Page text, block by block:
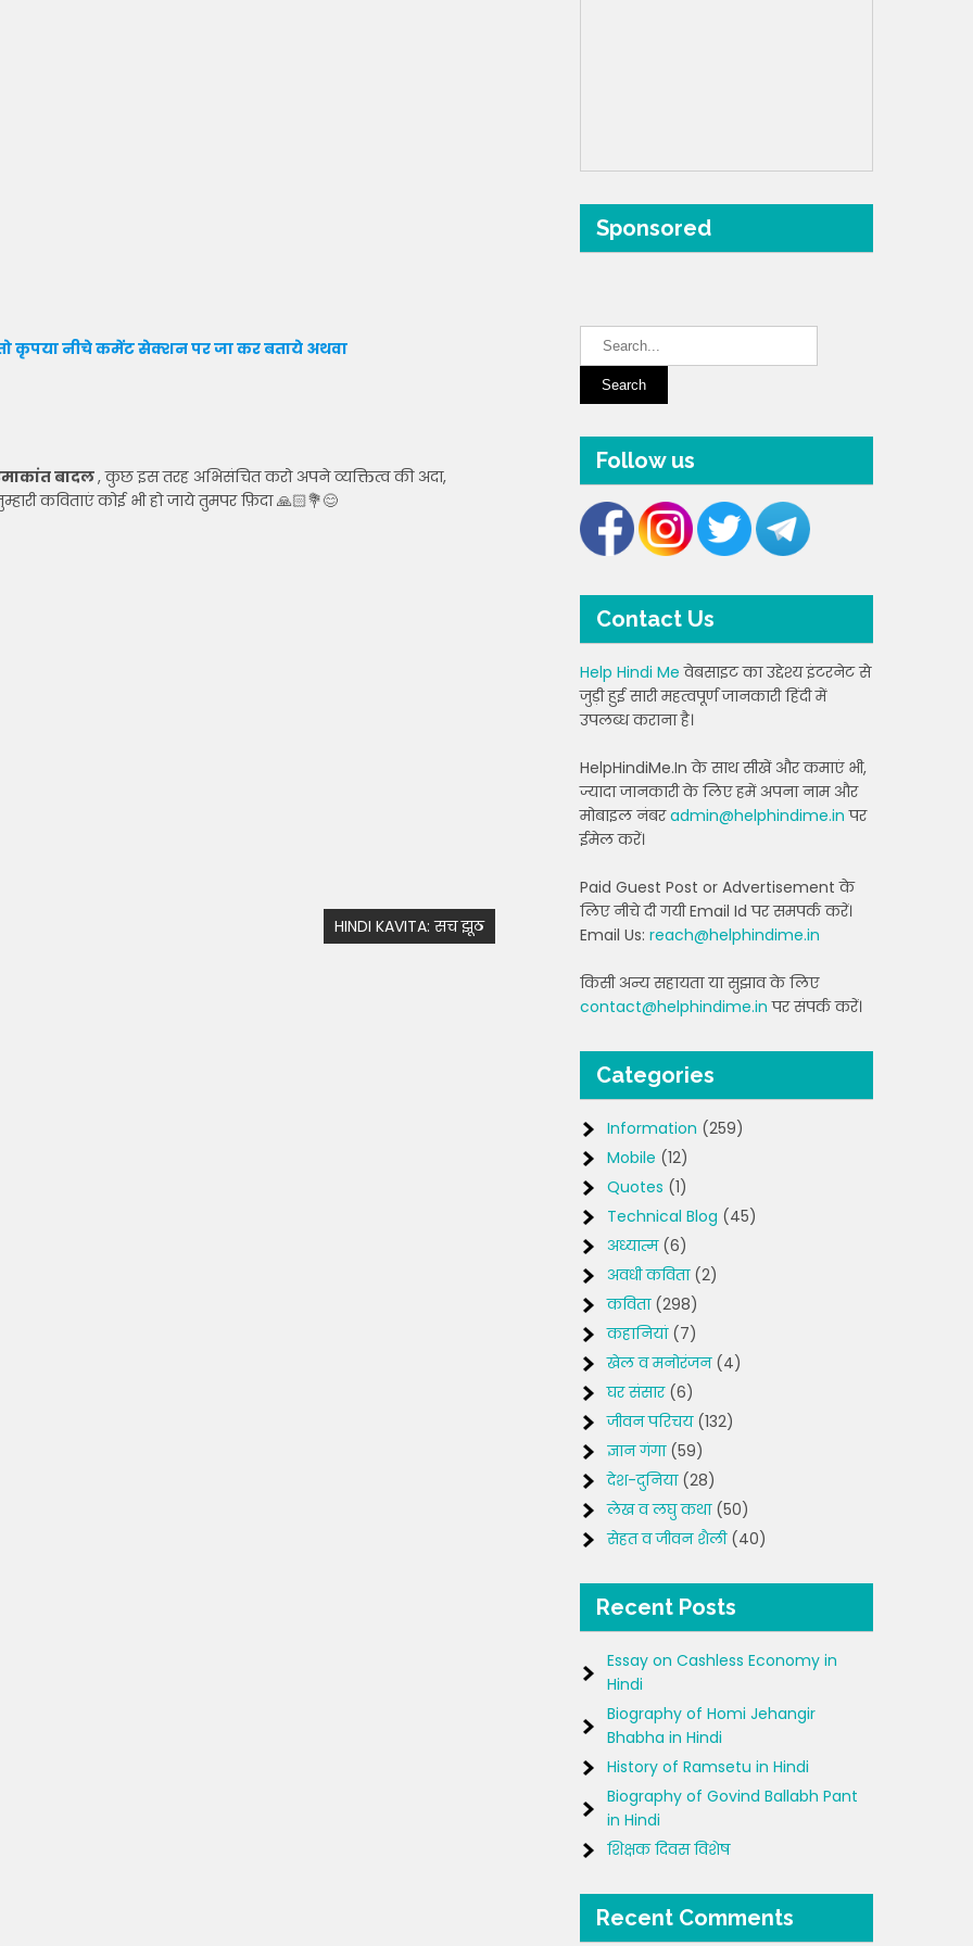
कृपया नीचे कमेंट सेक्शन पर जा कर बताये अथवा
बादल, कुछ इस तरह अभिसंचित करो अपने व्यक्तित्व की अदा,
कविताएं कोई भी हो जाये तुमपर फ़िदा 🙏🏻💐😊
HINDI KAVITA: सच झूठ
Sponsored
Follow us
Contact Us
Help Hindi Me वेबसाइट का उद्देश्य इंटरनेट से
जुड़ी हुई सारी महत्वपूर्ण जानकारी हिंदी में
उपलब्ध कराना है।
HelpHindiMe.In के साथ सीखें और कमाएं भी,
ज्यादा जानकारी के लिए हमें अपना नाम और
मोबाइल नंबरadmin@helphindime.in पर
ईमेल करें।
Paid Guest Post or Advertisement के
लिए नीचे दी गयी Email Id पर समपर्क करें।
Email Us: reach@helphindime.in
किसी अन्य सहायता या सुझाव के लिए
contact@helphindime.in पर संपर्क करें।
Categories
Information (259)
Mobile (12)
Quotes (1)
Technical Blog (45)
अध्यात्म(6)
अवधी कविता(2)
कविता(298)
कहानियां(7)
खेल व मनोरंजन(4)
घर संसार(6)
जीवन परिचय(132)
ज्ञान गंगा(59)
देश-दुनिया(28)
लेख व लघु कथा(50)
सेहत व जीवन शैली(40)
Recent Posts
Essay on Cashless Economy in
Hindi
Biography of Homi Jehangir
Bhabha in Hindi
History of Ramsetu in Hindi
Biography of Govind Ballabh Pant
in Hindi
शिक्षक दिवस विशेष
Recent Comments